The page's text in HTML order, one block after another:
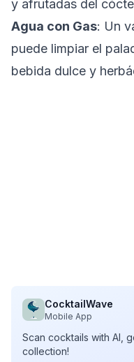
y afrutadas del
Agua con Gas: Un
puede limpiar el
bebida dulce y
CocktailWave
Mobile App
Scan cocktails with AI,
collection!